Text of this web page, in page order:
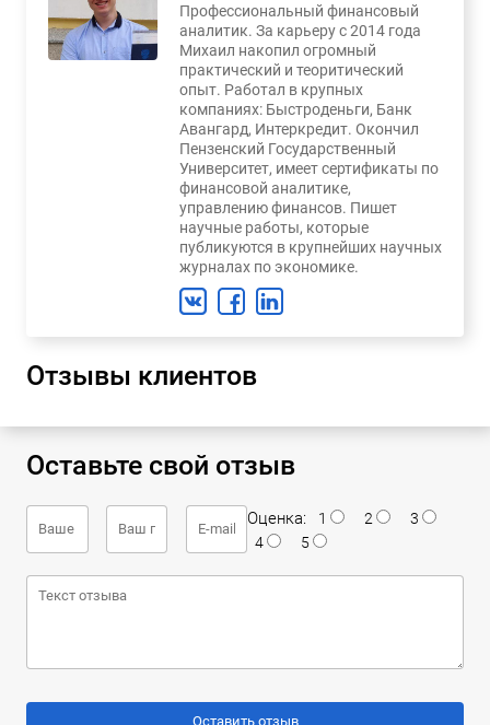
Профессиональный финансовый
аналитик. За карьеру с 2014 года
Михаил накопил огромный
практический и теоритический
опыт. Работал в крупных
компаниях: Быстроденьги, Банк
Авангард, Интеркредит. Окончил
Пензенский Государственный
Университет, имеет сертификаты по
финансовой аналитике,
управлению финансов. Пишет
научные работы, которые
публикуются в крупнейших научных
журналах по экономике.
Отзывы клиентов
Оставьте свой отзыв
Оценка: 1 2
3
4
5